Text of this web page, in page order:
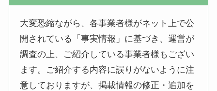
大変恐縮ながら、各事業者様がネット上で公
開されている「事実情報」に基づき、運営が
調査の上、ご紹介している事業者様もござい
ます。ご紹介する内容に誤りがないように注
意しておりますが、掲載情報の修正・追加を